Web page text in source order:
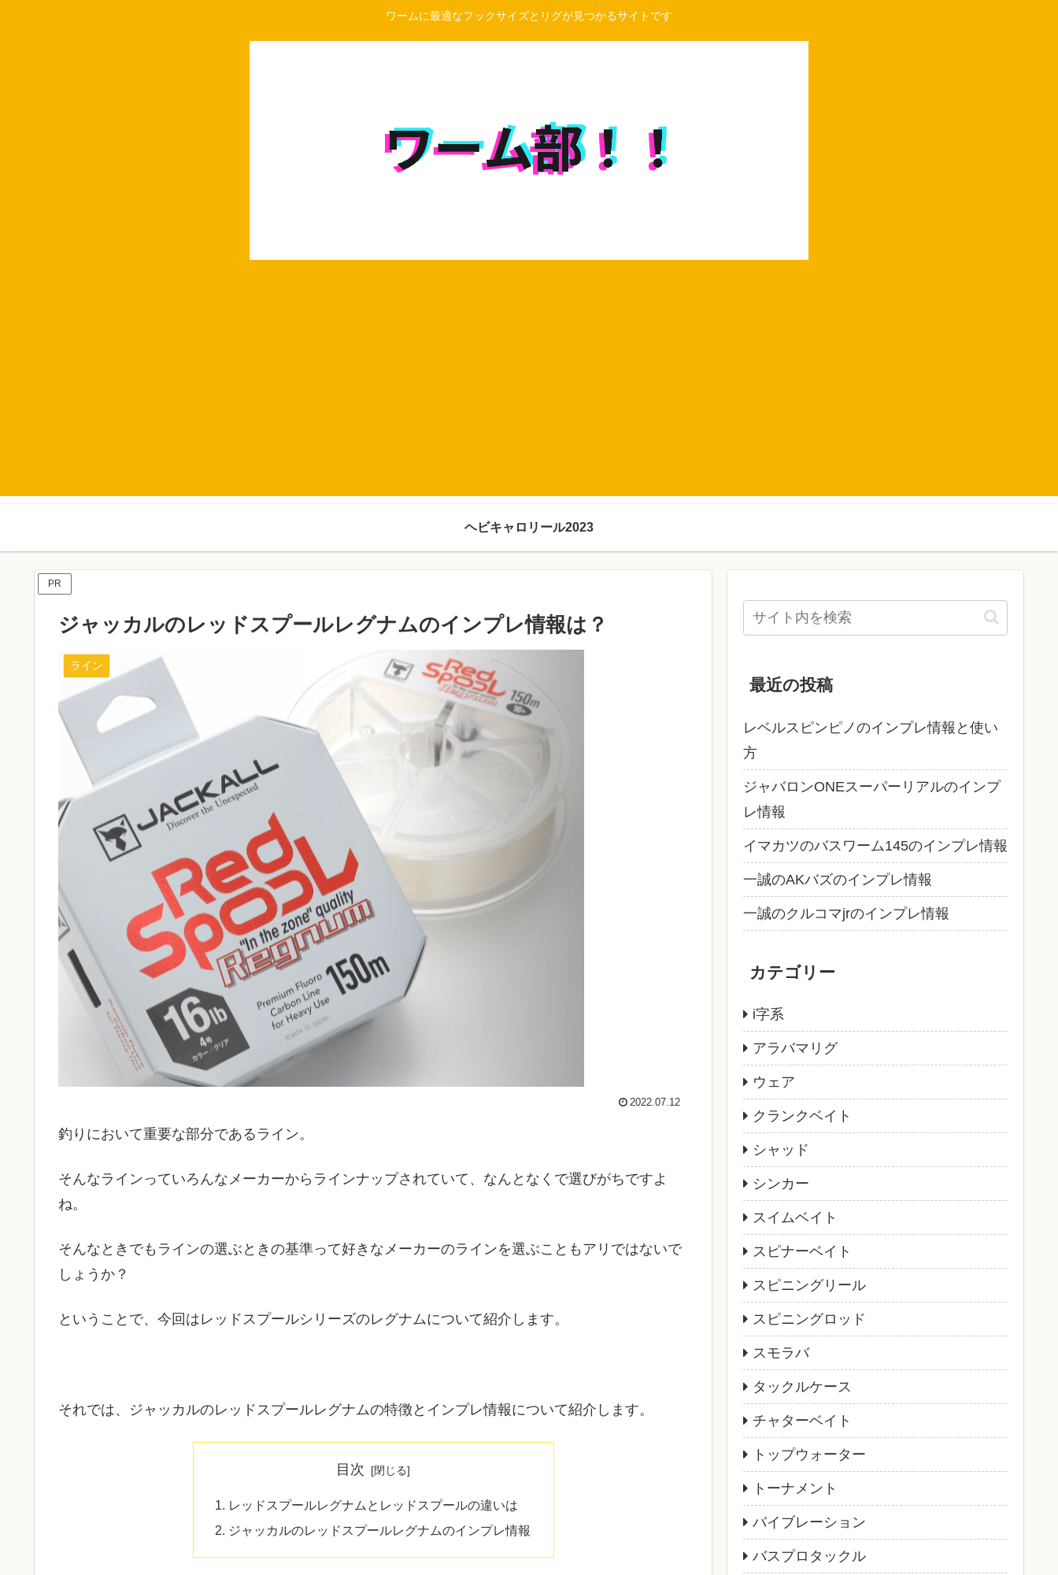
ワームに最適なフックサイズとリグが見つかるサイトです
ヘビキャロリール2023
PR
ジャッカルのレッドスプールレグナムのインプレ情報は？
ライン
2022.07.12
釣りにおいて重要な部分であるライン。
そんなラインっていろんなメーカーからラインナップされていて、なんとなくで選びがちですよ
ね。
そんなときでもラインの選ぶときの基準って好きなメーカーのラインを選ぶこともアリではないで
しょうか？
ということで、今回はレッドスプールシリーズのレグナムについて紹介します。
それでは、ジャッカルのレッドスプールレグナムの特徴とインプレ情報について紹介します。
目次
レッドスプールレグナムとレッドスプールの違いは
ジャッカルのレッドスプールレグナムのインプレ情報
最近の投稿
レベルスピンピノのインプレ情報と使い
方
ジャバロンONEスーパーリアルのインプ
レ情報
イマカツのバスワーム145のインプレ情報
一誠のAKバズのインプレ情報
一誠のクルコマjrのインプレ情報
カテゴリー
i字系
アラバマリグ
ウェア
クランクベイト
シャッド
シンカー
スイムベイト
スピナーベイト
スピニングリール
スピニングロッド
スモラバ
タックルケース
チャターベイト
トップウォーター
トーナメント
バイブレーション
バスプロタックル